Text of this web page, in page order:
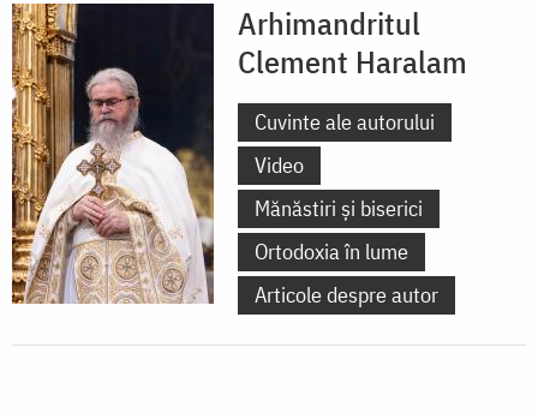
Arhimandritul
Clement Haralam
Cuvinte ale autorului
Video
Mănăstiri și biserici
Ortodoxia în lume
Articole despre autor